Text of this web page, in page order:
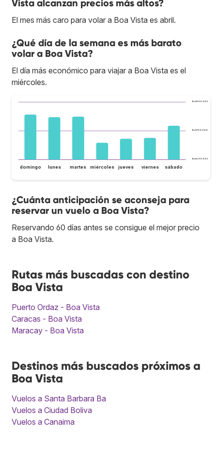
Vista alcanzan precios más altos?
El mes más caro para volar a Boa Vista es abril.
¿Qué día de la semana es más barato
volar a Boa Vista?
El día más económico para viajar a Boa Vista es el
miércoles.
Bs.S600.000
Bs.S700.000
Bs.S800.000
domingo lunes martes miércoles jueves viernes sábado
¿Cuánta anticipación se aconseja para
reservar un vuelo a Boa Vista?
Reservando 60 días antes se consigue el mejor precio
a Boa Vista.
Rutas más buscadas con destino
Boa Vista
Puerto Ordaz - Boa Vista
Caracas - Boa Vista
Maracay - Boa Vista
Destinos más buscados próximos a
Boa Vista
Vuelos a Santa Barbara Ba
Vuelos a Ciudad Boliva
Vuelos a Canaima